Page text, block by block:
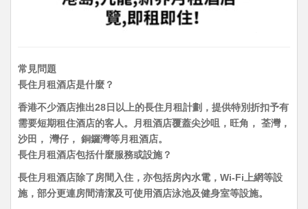
常見問題
長住月租酒店是什麼？
香港不少酒店推出28日以上的長住月租計劃，提供特別折扣予有
需要短期租住酒店的客人。月租酒店覆蓋尖沙咀，旺角， 荃灣，
沙田， 灣仔， 銅鑼灣等月租酒店。
長住月租酒店包括什麼服務或設施？
長住月租酒店除了房間入住，亦包括房內水電，Wi-Fi上網等設
施，部分更連房間清潔及可使用酒店泳池及健身室等設施。